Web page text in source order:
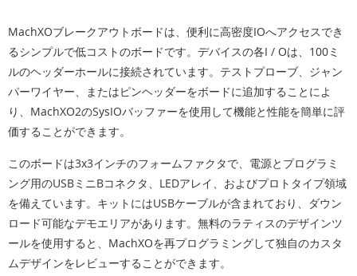
MachXOブレークアウトボードは、便利に高密度IOへアクセスでき
るシンプルで低コストのボードです。デバイスの各I / Oは、100ミ
ルのヘッダーホールに接続されています。テストプローブ、ジャン
パーワイヤー、またはピンヘッダーをボードに追加することによ
り、MachXO2のSysIOバッファーを使用して機能と性能を簡単に評
価することができます。
このボードは3x3インチのフォームファクタで、電源とプログラミ
ング用のUSBミニBコネクタ、LEDアレイ、およびプロトタイプ領域
を備えています。キットにはUSBケーブルが含まれており、ダウン
ロード可能なデモエリアがあります。無料のラティスのデザインツ
ールを使用すると、MachXOを再プログラミングして独自のカスタ
ムデザインをレビューすることができます。